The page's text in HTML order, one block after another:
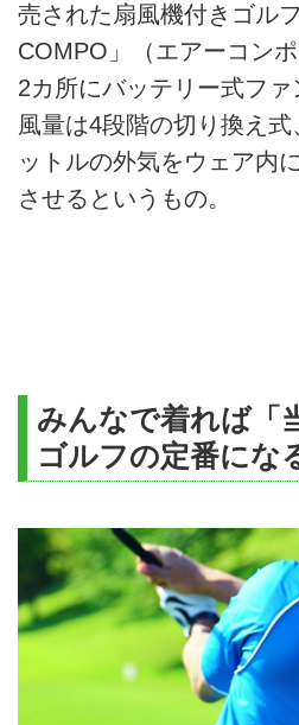
売された扇風機付きゴル
COMPO」（エアーコン
2カ所にバッテリー式ファ
風量は4段階の切り換え式
ットルの外気をウェア内
させるというもの。
みんなで着れば「
ゴルフの定番にな